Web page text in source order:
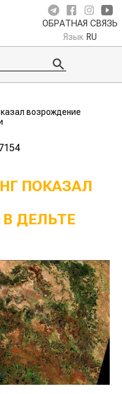
ОБРАТНАЯ СВЯЗЬ
Язык RU
возрождение
ПОКАЗАЛ
ДЕЛЬТЕ